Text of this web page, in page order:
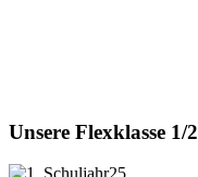
Unsere Flexklasse 1/2